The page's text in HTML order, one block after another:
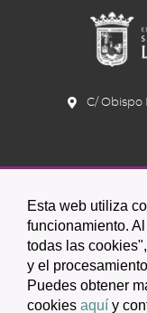
Esta web utiliza
funcionamiento.
todas las
y el
Puedes obtener
cookies aquí y
C/ Obispo